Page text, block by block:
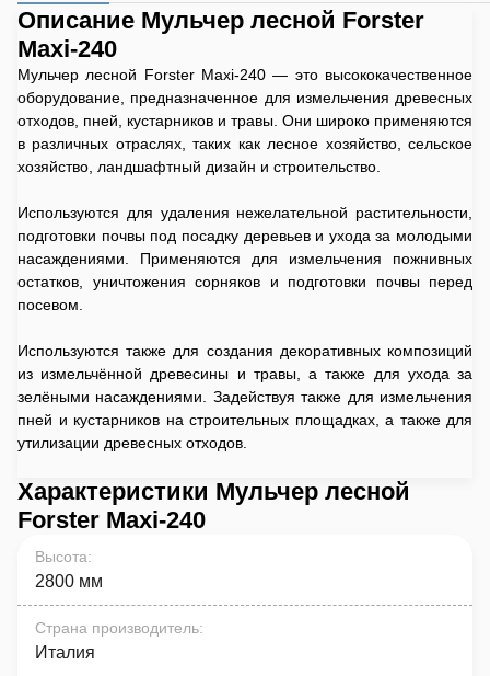
Описание Мульчер лесной Forster
Maxi-240
Мульчер лесной Forster Maxi-240 — это высококачественное
оборудование, предназначенное для измельчения древесных
отходов, пней, кустарников и травы. Они широко применяются
в различных отраслях, таких как лесное хозяйство, сельское
хозяйство, ландшафтный дизайн и строительство.
Используются для удаления нежелательной растительности,
подготовки почвы под посадку деревьев и ухода за молодыми
насаждениями. Применяются для измельчения пожнивных
остатков, уничтожения сорняков и подготовки почвы перед
посевом.
Используются также для создания декоративных композиций
из измельчённой древесины и травы, а также для ухода за
зелёными насаждениями. Задействуя также для измельчения
пней и кустарников на строительных площадках, а также для
утилизации древесных отходов.
Характеристики Мульчер лесной
Forster Maxi-240
Высота:
2800 мм
Страна производитель:
Италия